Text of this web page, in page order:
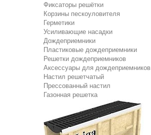
Фиксаторы решётки
Корзины пескоуловителя
Герметики
Усиливающие насадки
Дождеприемники
Пластиковые дождеприемники
Решетки дождеприемников
Аксессуары для дождеприемников
Настил решетчатый
Прессованный настил
Газонная решетка